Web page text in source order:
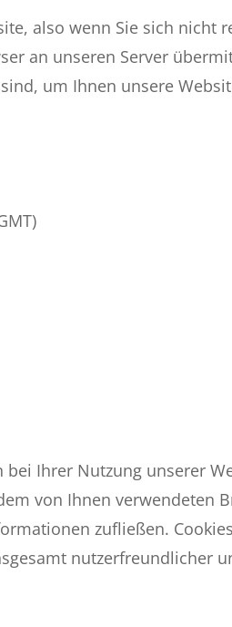
also wenn Sie sich
an unseren Server
um Ihnen unsere
Ihrer Nutzung unserer
von Ihnen verwendeten
zufließen.
nutzerfreundlicher